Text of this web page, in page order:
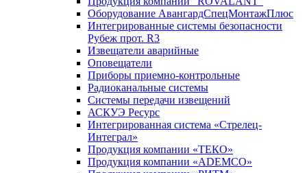
Оборудование АвангардСпецМонтажПлюс
Интегрированные системы безопасности
Рубеж прот. R3
Извещатели аварийные
Оповещатели
Приборы приемно-контрольные
Радиоканальные системы
Системы передачи извещений
АСКУЭ Ресурс
Интегрированная система «Стрелец-
Интеграл»
Продукция компании «ТЕКО»
Продукция компании «ADEMCO»